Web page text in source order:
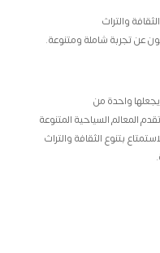
والتراث
عن تجربة شاملة ومتنوعة.
يجعلها واحدة من
المعالم السياحية المتنوعة
بتنوع الثقافة والتراث
.